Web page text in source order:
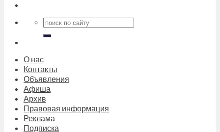
О нас
Контакты
Объявления
Афиша
Архив
Правовая информация
Реклама
Подписка